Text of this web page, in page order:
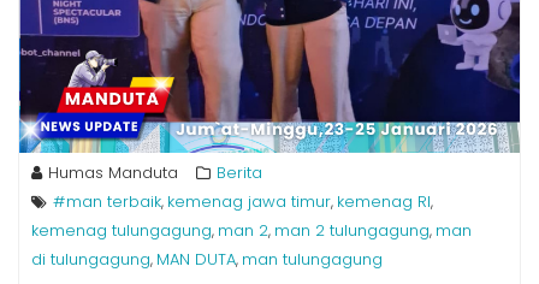
Humas Manduta
Berita
#man terbaik, kemenag jawa timur, kemenag RI,
kemenag tulungagung, man 2, man 2 tulungagung, man
di tulungagung, MAN DUTA, man tulungagung